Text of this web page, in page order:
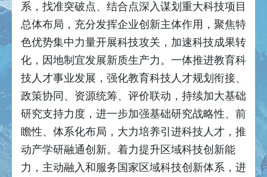
系，找准突破点、结合点深入谋划重大科技项目
总体布局，充分发挥企业创新主体作用，聚焦特
色优势集中力量开展科技攻关，加速科技成果转
化，因地制宜发展新质生产力。一体推进教育科
技人才事业发展，强化教育科技人才规划衔接、
政策协同、资源统筹、评价联动，持续加大基础
研究支持力度，进一步加强基础研究战略性、前
瞻性、体系化布局，大力培养引进科技人才，推
动产学研融通创新。着力提升区域科技创新能
力，主动融入和服务国家区域科技创新体系，进